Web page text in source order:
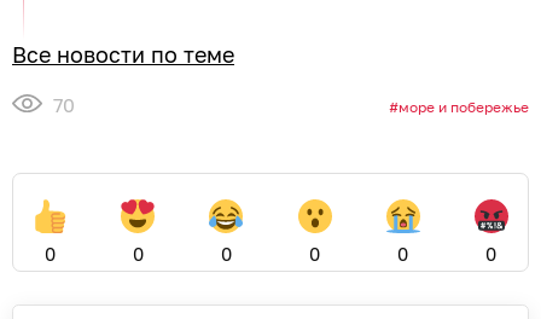
Все новости по теме
70 море и побережье
0 0 0 0 0 0